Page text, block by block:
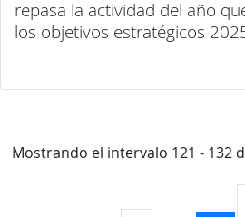
repasa la actividad del año
los objetivos estratégicos
Mostrando el intervalo 121 - 132